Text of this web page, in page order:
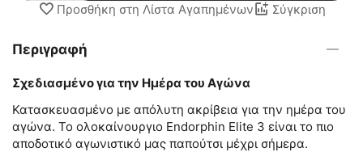
Προσθήκη στη Λίστα Αγαπημένων Σύγκριση
Περιγραφή
Σχεδιασμένο για την Ημέρα του Αγώνα
Κατασκευασμένο με απόλυτη ακρίβεια για την ημέρα του
αγώνα. Το ολοκαίνουργιο Endorphin Elite 3 είναι το πιο
αποδοτικό αγωνιστικό μας παπούτσι μέχρι σήμερα.